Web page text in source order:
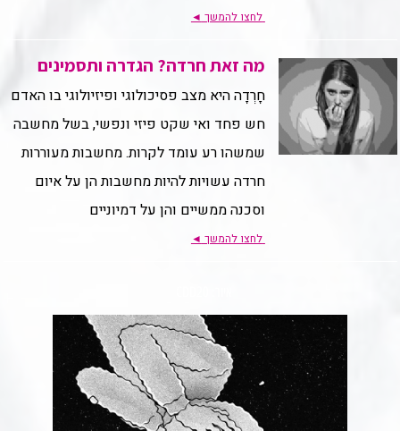
לחצו להמשך ◄
מה זאת חרדה? הגדרה ותסמינים
חָרְדָה היא מצב פסיכולוגי ופיזיולוגי בו האדם
חש פחד ואי שקט פיזי ונפשי, בשל מחשבה
שמשהו רע עומד לקרות. מחשבות מעוררות
חרדה עשויות להיות מחשבות הן על איום
וסכנה ממשיים והן על דמיוניים
לחצו להמשך ◄